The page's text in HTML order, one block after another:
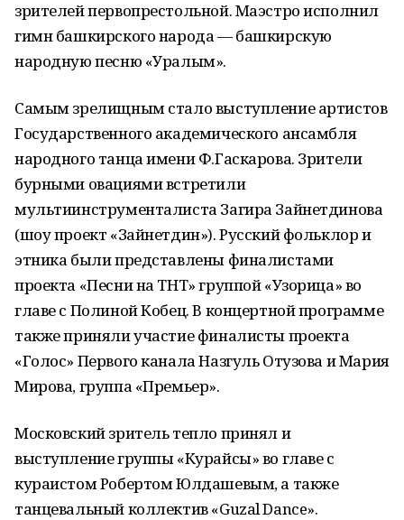
зрителей первопрестольной. Маэстро исполнил
гимн башкирского народа — башкирскую
народную песню «Уралым».
Самым зрелищным стало выступление артистов
Государственного академического ансамбля
народного танца имени Ф.Гаскарова. Зрители
бурными овациями встретили
мультиинструменталиста Загира Зайнетдинова
(шоу проект «Зайнетдин»). Русский фольклор и
этника были представлены финалистами
проекта «Песни на ТНТ» группой «Узорица» во
главе с Полиной Кобец. В концертной программе
также приняли участие финалисты проекта
«Голос» Первого канала Назгуль Отузова и Мария
Мирова, группа «Премьер».
Московский зритель тепло принял и
выступление группы «Курайсы» во главе с
кураистом Робертом Юлдашевым, а также
танцевальный коллектив «Guzal Dance».